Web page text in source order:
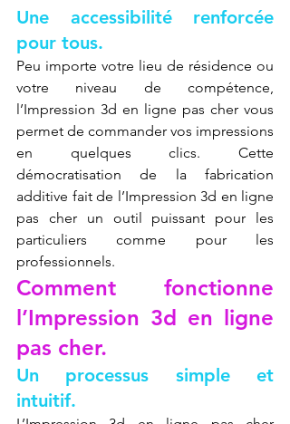
Une accessibilité renforcée
pour tous.
Peu importe votre lieu de résidence ou
votre niveau de compétence,
l’Impression 3d en ligne pas cher vous
permet de commander vos impressions
en quelques clics. Cette
démocratisation de la fabrication
additive fait de l’Impression 3d en ligne
pas cher un outil puissant pour les
particuliers comme pour les
professionnels.
Comment fonctionne
l’Impression 3d en ligne
pas cher.
Un processus simple et
intuitif.